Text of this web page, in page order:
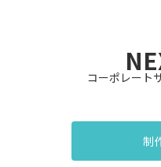
コーポレート
制